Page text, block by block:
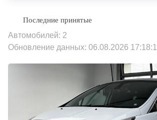
Автомобилей: 2
Обновление данных: 06.08.2026